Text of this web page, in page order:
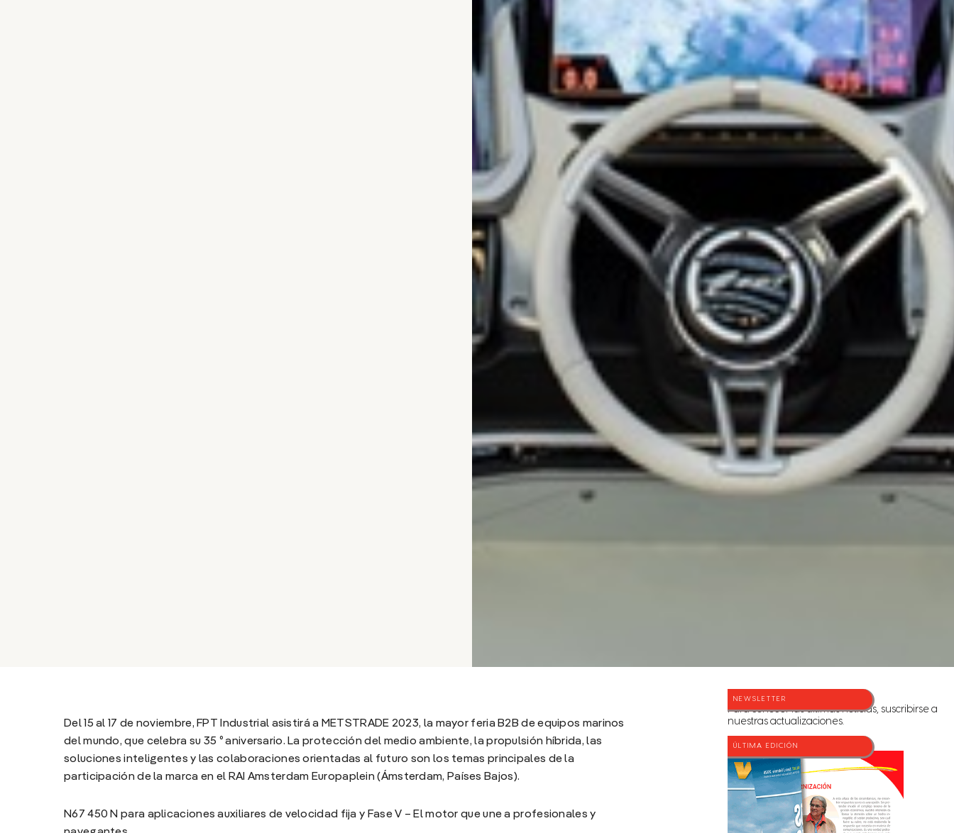
Para conocer las últimas noticias, suscribirse a
nuestras actualizaciones.
ÚLTIMA EDICIÓN
NEWSLETTER
Del 15 al 17 de noviembre, FPT Industrial asistirá a METSTRADE 2023, la mayor feria B2B de equipos marinos
del mundo, que celebra su 35 º aniversario. La protección del medio ambiente, la propulsión híbrida, las
soluciones inteligentes y las colaboraciones orientadas al futuro son los temas principales de la
participación de la marca en el RAI Amsterdam Europaplein (Ámsterdam, Países Bajos).
N67 450 N para aplicaciones auxiliares de velocidad fija y Fase V – El motor que une a profesionales y